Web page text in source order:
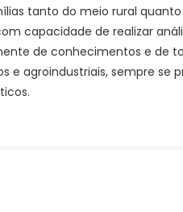
tanto do meio rural
capacidade de realizar
de conhecimentos e de
e agroindustriais, sempre se